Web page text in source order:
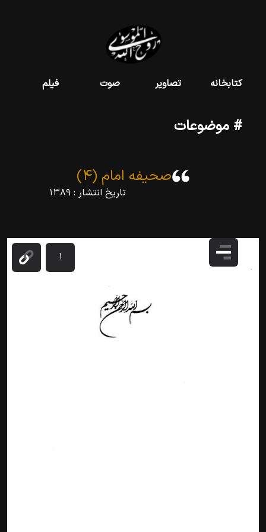
کتابخانه تصاویر صوت فیلم
# موضوعات
صحیفه امام (۴)
تاریخ انتشار :۱۳۸۹
۱